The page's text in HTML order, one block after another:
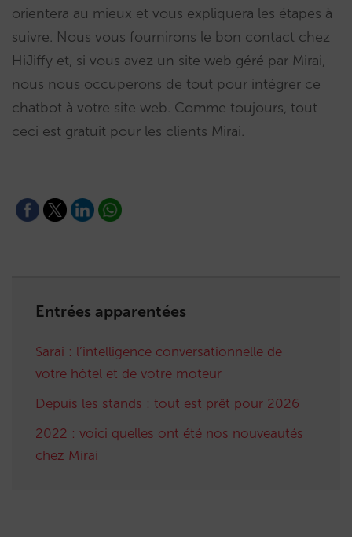
orientera au mieux et vous expliquera les étapes à
suivre. Nous vous fournirons le bon contact chez
HiJiffy et, si vous avez un site web géré par Mirai,
nous nous occuperons de tout pour intégrer ce
chatbot à votre site web. Comme toujours, tout
ceci est gratuit pour les clients Mirai.
Entrées apparentées
Sarai : l’intelligence conversationnelle de
votre hôtel et de votre moteur
Depuis les stands : tout est prêt pour 2026
2022 : voici quelles ont été nos nouveautés
chez Mirai